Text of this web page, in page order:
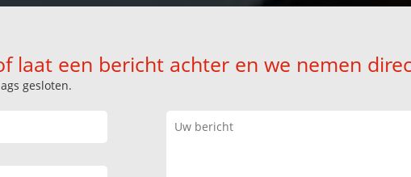
laat een bericht achter en we nemen
gesloten.